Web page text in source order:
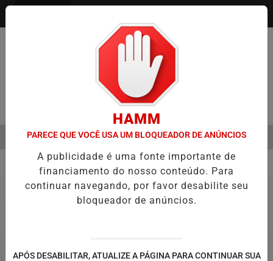
Pesquisar Notícia
É A VIRADA DO VAREJO ÓPTICO EM 2026 WELTON
EM ALTA
MENU
Saúde
HAMM
PARECE QUE VOCÊ USA UM BLOQUEADOR DE ANÚNCIOS
A publicidade é uma fonte importante de
financiamento do nosso conteúdo. Para
continuar navegando, por favor desabilite seu
bloqueador de anúncios.
APÓS DESABILITAR, ATUALIZE A PÁGINA PARA CONTINUAR SUA